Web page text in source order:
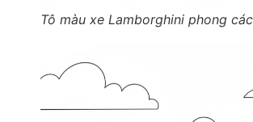
Tô màu xe Lamborghini phong